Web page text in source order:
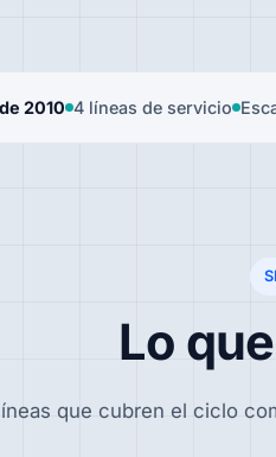
2010 4 líneas de servicio
Lo
que cubren el ciclo